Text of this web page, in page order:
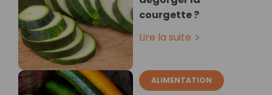
courgette ?
Lire la suite
ALIMENTATION